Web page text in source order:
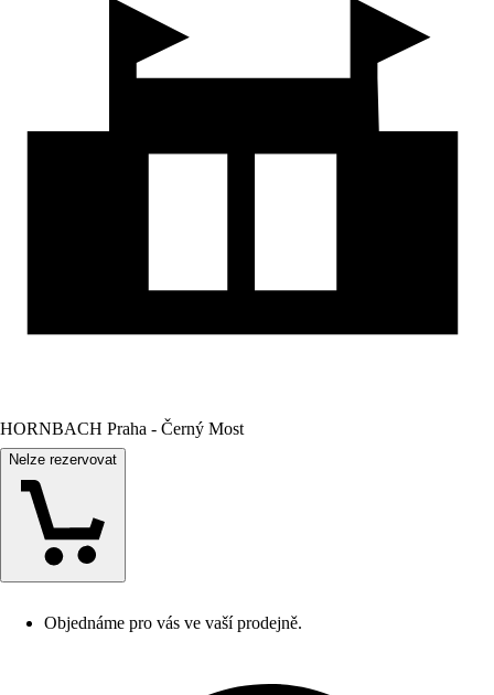
HORNBACH Praha - Černý Most
Nelze rezervovat
Objednáme pro vás ve vaší prodejně.